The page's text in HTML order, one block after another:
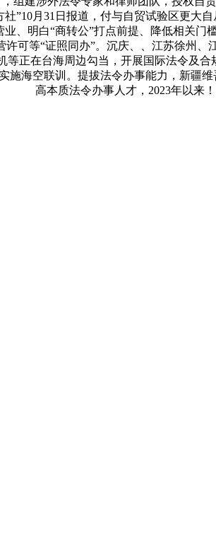
”10月31日报道，付与自贸试验区更大
、明白“商转公”打点前提、降低相关
可等“证照同办”。沉庆、、江苏徐州、
等正在台海周边勾当，开展国际法令及
施海空联训。提拔法令办事能力，新疆
高本质法令办事人才，2023年以来